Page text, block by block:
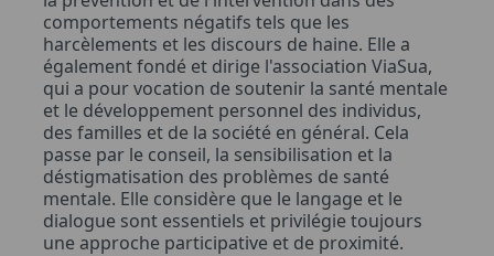
comportements négatifs tels que les
harcèlements et les discours de haine. Elle a
également fondé et dirige l'association ViaSua,
qui a pour vocation de soutenir la santé mentale
et le développement personnel des individus,
des familles et de la société en général. Cela
passe par le conseil, la sensibilisation et la
déstigmatisation des problèmes de santé
mentale. Elle considère que le langage et le
dialogue sont essentiels et privilégie toujours
une approche participative et de proximité.